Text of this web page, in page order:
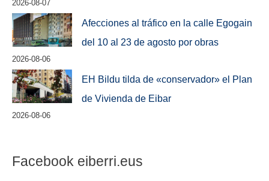
2026-08-07
Afecciones al tráfico en la calle Egogain
del 10 al 23 de agosto por obras
2026-08-06
EH Bildu tilda de «conservador» el Plan
de Vivienda de Eibar
2026-08-06
Facebook eiberri.eus